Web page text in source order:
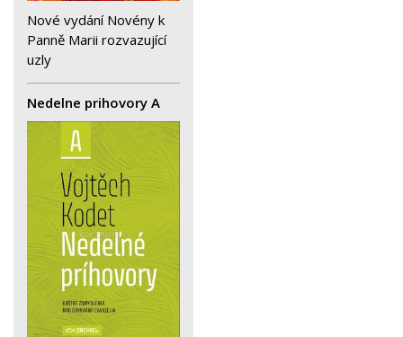
Nové vydání Novény k
Panně Marii rozvazující
uzly
Nedelne prihovory A